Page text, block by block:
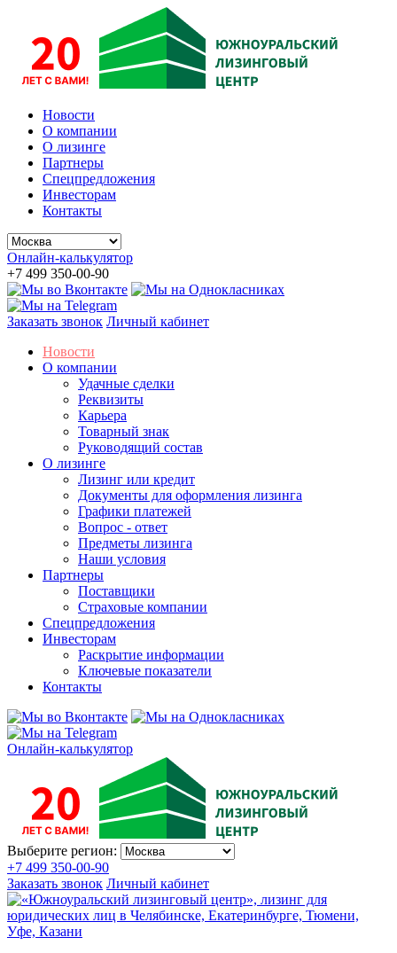
Новости
О компании
О лизинге
Партнеры
Спецпредложения
Инвесторам
Контакты
Онлайн-калькулятор
+7 499 350-00-90
Заказать звонок Личный кабинет
Новости
О компании
Удачные сделки
Реквизиты
Карьера
Товарный знак
Руководящий состав
О лизинге
Лизинг или кредит
Документы для оформления лизинга
Графики платежей
Вопрос - ответ
Предметы лизинга
Наши условия
Партнеры
Поставщики
Страховые компании
Спецпредложения
Инвесторам
Раскрытие информации
Ключевые показатели
Контакты
Онлайн-калькулятор
Выберите регион:
+7 499 350-00-90
Заказать звонок Личный кабинет